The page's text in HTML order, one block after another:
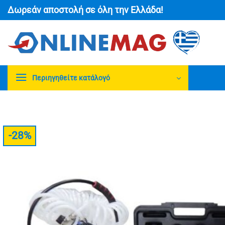
Μετάβαση
στο
περιεχόμενο
Δωρεάν αποστολή σε όλη την Ελλάδα!
Περιηγηθείτε κατάλογό
-28%